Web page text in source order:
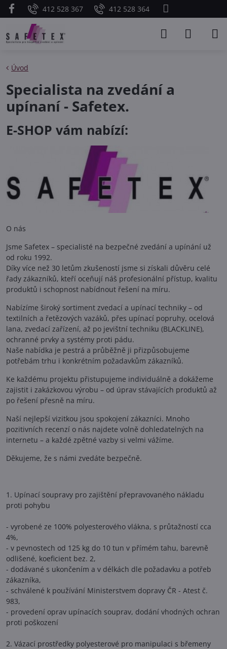
412 528 367 412 528 364
Úvod
Specialista na zvedání a
upínaní - Safetex.
E-SHOP vám nabízí:
O nás
Jsme Safetex – specialisté na bezpečné zvedání a upínání už
od roku 1992.
Díky více než 30 letům zkušeností jsme si získali důvěru celé
řady zákazníků, kteří oceňují náš profesionální přístup, kvalitu
produktů i schopnost nabídnout řešení na míru.
Nabízíme široký sortiment zvedací a upínací techniky – od
textilních a řetězových vazáků, přes upínací popruhy, ocelová
lana, zvedací zařízení, až po jevištní techniku (BLACKLINE),
ochranné prvky a systémy proti pádu.
Naše nabídka je pestrá a průběžně ji přizpůsobujeme
potřebám trhu i konkrétním požadavkům zákazníků.
Ke každému projektu přistupujeme individuálně a dokážeme
zajistit i zakázkovou výrobu – od úprav stávajících produktů až
po řešení přesně na míru.
Naší nejlepší vizitkou jsou spokojení zákazníci. Mnoho
pozitivních recenzí o nás najdete volně dohledatelných na
internetu – a každé zpětné vazby si velmi vážíme.
Děkujeme, že s námi zvedáte bezpečně.
1. Upínací soupravy pro zajištění přepravovaného nákladu
proti pohybu
- vyrobené ze 100% polyesterového vlákna, s průtažností cca
4%,
- v pevnostech od 125 kg do 10 tun v přímém tahu, barevně
odlišené, koeficient bez. 2,
- dodávané s ukončením a v délkách dle požadavku a potřeb
zákazníka,
- schválené k používání Ministerstvem dopravy ČR - Atest č.
983,
- provedení oprav upínacích souprav, dodání vhodných ochran
proti poškození
2. Vázací prostředky polyesterové pro manipulaci s břemeny